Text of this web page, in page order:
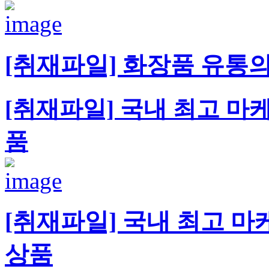
[취재파일] 화장품 유통
[취재파일] 국내 최고 마
품
[취재파일] 국내 최고 마
상품